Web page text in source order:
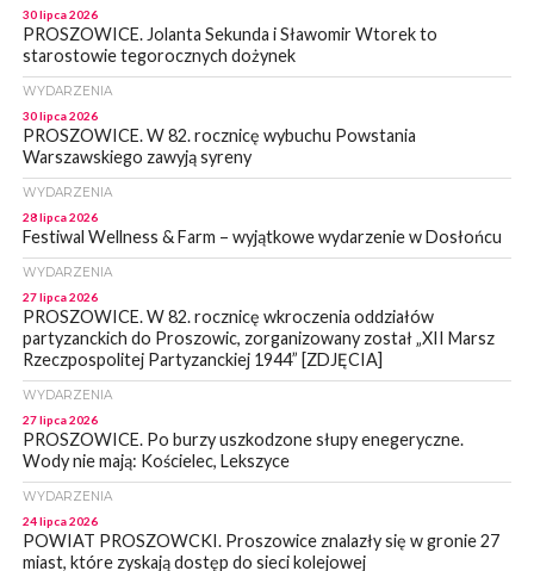
30 lipca 2026
PROSZOWICE. Jolanta Sekunda i Sławomir Wtorek to
starostowie tegorocznych dożynek
WYDARZENIA
30 lipca 2026
PROSZOWICE. W 82. rocznicę wybuchu Powstania
Warszawskiego zawyją syreny
WYDARZENIA
28 lipca 2026
Festiwal Wellness & Farm – wyjątkowe wydarzenie w Dosłońcu
WYDARZENIA
27 lipca 2026
PROSZOWICE. W 82. rocznicę wkroczenia oddziałów
partyzanckich do Proszowic, zorganizowany został „XII Marsz
Rzeczpospolitej Partyzanckiej 1944” [ZDJĘCIA]
WYDARZENIA
27 lipca 2026
PROSZOWICE. Po burzy uszkodzone słupy enegeryczne.
Wody nie mają: Kościelec, Lekszyce
WYDARZENIA
24 lipca 2026
POWIAT PROSZOWCKI. Proszowice znalazły się w gronie 27
miast, które zyskają dostęp do sieci kolejowej